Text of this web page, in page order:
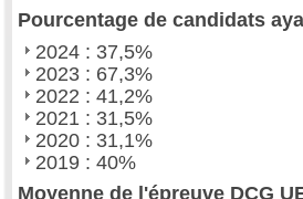
Pourcentage de candidats
2024 : 37,5%
2023 : 67,3%
2022 : 41,2%
2021 : 31,5%
2020 : 31,1%
2019 : 40%
Moyenne de l'épreuve DCG